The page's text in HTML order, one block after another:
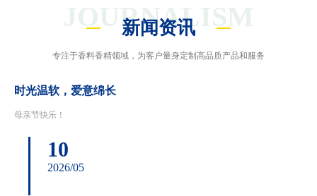
JOURNALISM
新闻资讯
专注于香料香精领域，为客户量身定制高品质产品和服务
时光温软，爱意绵长
母亲节快乐！
10
2026/05